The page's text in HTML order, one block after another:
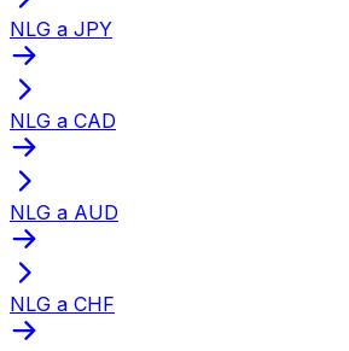
NLG a JPY
NLG a CAD
NLG a AUD
NLG a CHF